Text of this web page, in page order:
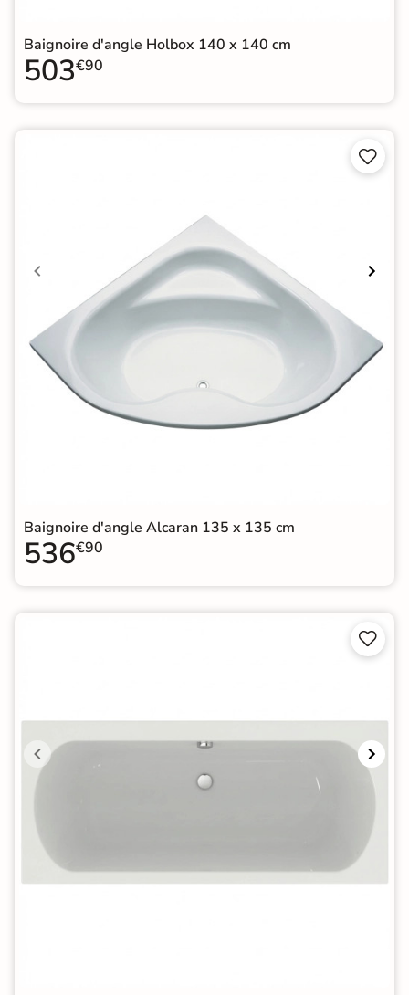
Baignoire d'angle Holbox 140 x 140 cm
503€90


Baignoire d'angle Alcaran 135 x 135 cm
536€90

